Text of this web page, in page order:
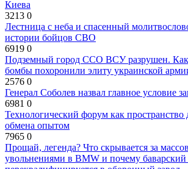
Киева
3213 0
Лестница с неба и спасенный
истории бойцов СВО
6919 0
Подземный город ССО ВСУ разрушен. Как
бомбы похоронили элиту украинской
2576 0
Генерал Соболев назвал главное условие
6981 0
Технологический форум как пространство
обмена опытом
7965 0
Прощай, легенда? Что скрывается за
увольнениями в BMW и почему баварский